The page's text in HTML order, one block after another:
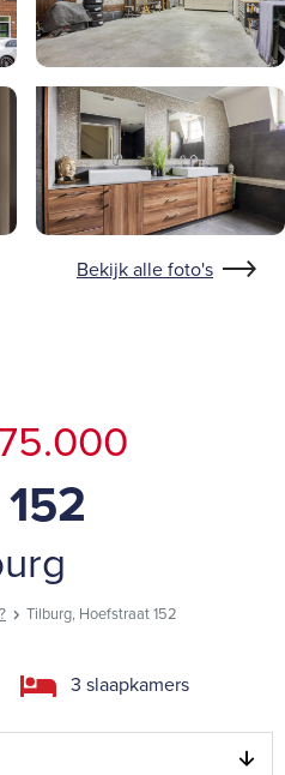
Bekijk alle foto's
Tilburg, Hoefstraat 152
3 slaapkamers